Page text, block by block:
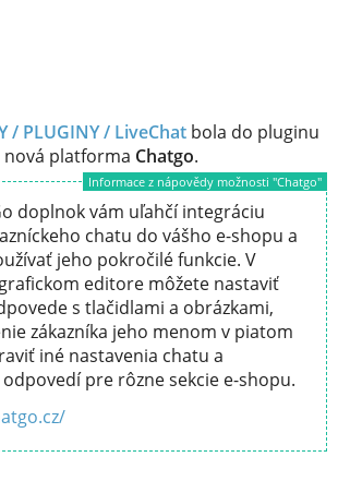
/ PLUGINY / LiveChat bola do pluginu
platforma Chatgo.
Informace z nápovědy možnosti "Chatgo"
doplnok vám uľahčí integráciu
chatu do vášho e-shopu a
jeho pokročilé funkcie. V
editore môžete nastaviť
s tlačidlami a obrázkami,
zákazníka jeho menom v piatom
iné nastavenia chatu a
pre rôzne sekcie e-shopu.